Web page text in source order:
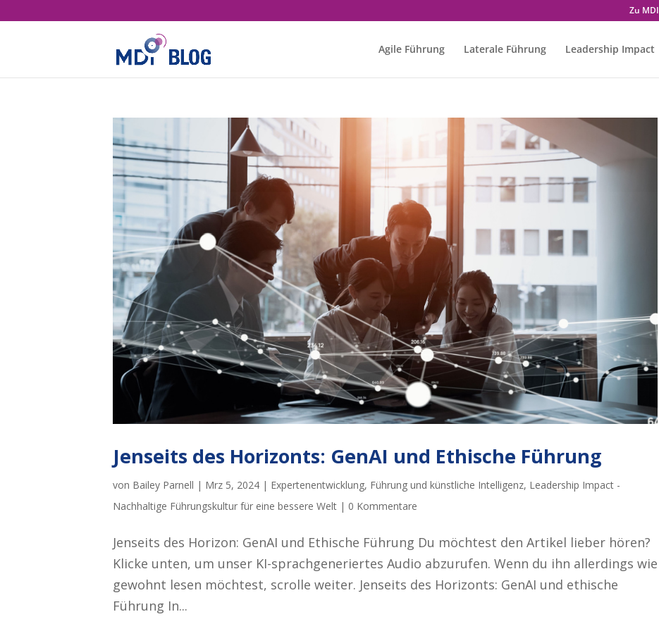
Zu MDI
Agile Führung Laterale Führung Leadership Impact
Jenseits des Horizonts: GenAI und Ethische Führung
von Bailey Parnell | Mrz 5, 2024 | Expertenentwicklung, Führung und künstliche Intelligenz, Leadership Impact -
Nachhaltige Führungskultur für eine bessere Welt | 0 Kommentare
Jenseits des Horizon: GenAI und Ethische Führung Du möchtest den Artikel lieber hören?
Klicke unten, um unser KI-sprachgeneriertes Audio abzurufen. Wenn du ihn allerdings wie
gewohnt lesen möchtest, scrolle weiter. Jenseits des Horizonts: GenAI und ethische
Führung In...